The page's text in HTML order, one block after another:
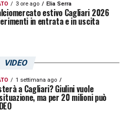
3 ore ago Elia Serra
estivo Cagliari 2026
in entrata e in uscita
VIDEO
1 settimana ago
a Cagliari? Giulini vuole
ma per 20 milioni può